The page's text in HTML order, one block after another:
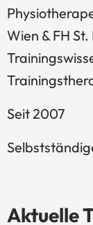
Wien & FH
Seit 2007
Aktuelle